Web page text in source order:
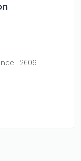
: 2606